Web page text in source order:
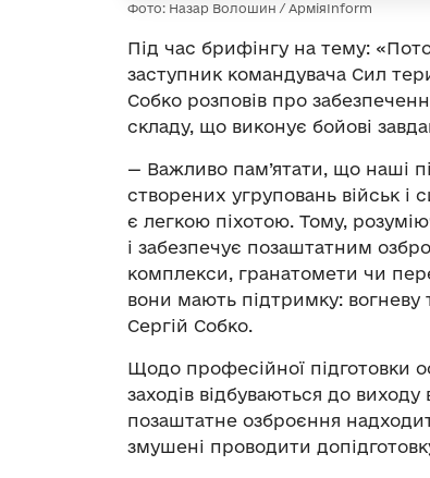
Фото: Назар Волошин / АрміяInform
Під час брифінгу на тему:
заступник командувача Сил
Собко розповів про
складу, що виконує бойові
— Важливо пам’ятати, що наші
створених угруповань військ і
є легкою піхотою. Тому,
і забезпечує позаштатним
комплекси, гранатомети чи
вони мають підтримку: вогневу
Сергій Собко.
Щодо професійної підготовки
заходів відбуваються до
позаштатне озброєння
змушені проводити